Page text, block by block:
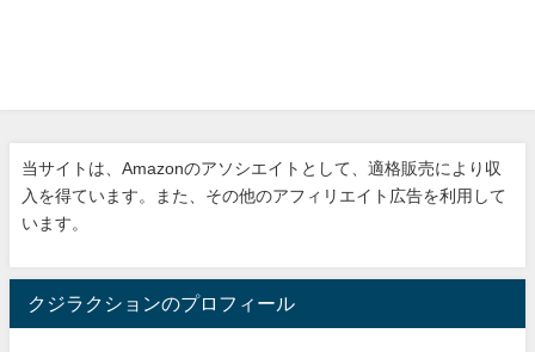
当サイトは、Amazonのアソシエイトとして、適格販売により収
入を得ています。また、その他のアフィリエイト広告を利用して
います。
クジラクションのプロフィール